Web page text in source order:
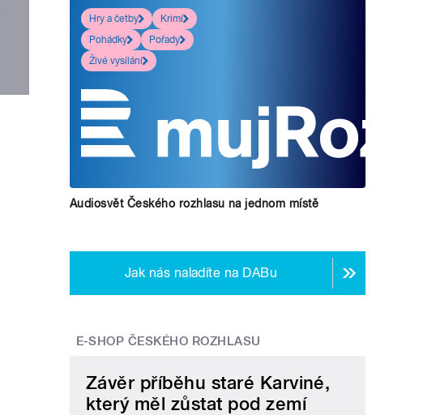
Hry a četby
Krimi
Pohádky
Pořady
Živé vysílání
Audiosvět Českého rozhlasu na jednom místě
Jak nás naladíte na DABu
E-SHOP ČESKÉHO ROZHLASU
Závěr příběhu staré Karviné,
který měl zůstat pod zemí